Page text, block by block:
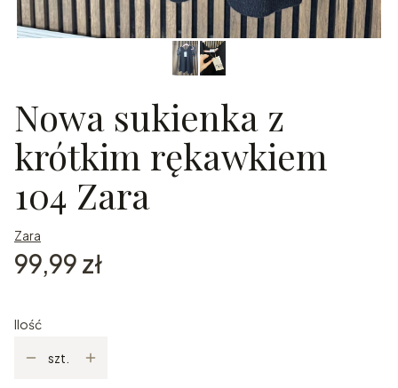
Nowa sukienka z
krótkim rękawkiem
104 Zara
Zara
Cena
99,99 zł
Ilość
szt.